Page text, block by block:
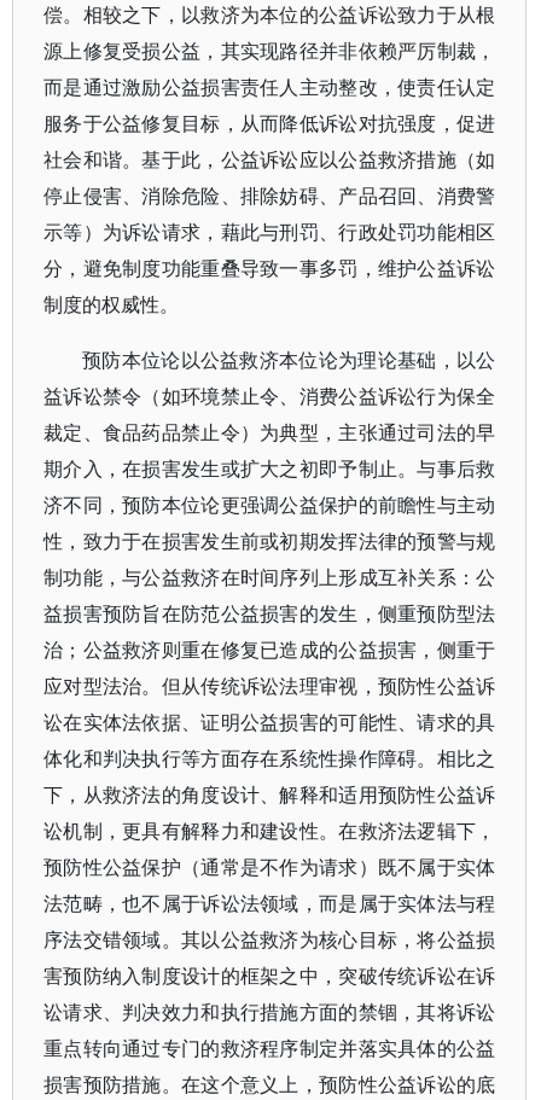
偿。相较之下，以救济为本位的公益诉讼致力于从根
源上修复受损公益，其实现路径并非依赖严厉制裁，
而是通过激励公益损害责任人主动整改，使责任认定
服务于公益修复目标，从而降低诉讼对抗强度，促进
社会和谐。基于此，公益诉讼应以公益救济措施（如
停止侵害、消除危险、排除妨碍、产品召回、消费警
示等）为诉讼请求，藉此与刑罚、行政处罚功能相区
分，避免制度功能重叠导致一事多罚，维护公益诉讼
制度的权威性。
预防本位论以公益救济本位论为理论基础，以公
益诉讼禁令（如环境禁止令、消费公益诉讼行为保全
裁定、食品药品禁止令）为典型，主张通过司法的早
期介入，在损害发生或扩大之初即予制止。与事后救
济不同，预防本位论更强调公益保护的前瞻性与主动
性，致力于在损害发生前或初期发挥法律的预警与规
制功能，与公益救济在时间序列上形成互补关系：公
益损害预防旨在防范公益损害的发生，侧重预防型法
治；公益救济则重在修复已造成的公益损害，侧重于
应对型法治。但从传统诉讼法理审视，预防性公益诉
讼在实体法依据、证明公益损害的可能性、请求的具
体化和判决执行等方面存在系统性操作障碍。相比之
下，从救济法的角度设计、解释和适用预防性公益诉
讼机制，更具有解释力和建设性。在救济法逻辑下，
预防性公益保护（通常是不作为请求）既不属于实体
法范畴，也不属于诉讼法领域，而是属于实体法与程
序法交错领域。其以公益救济为核心目标，将公益损
害预防纳入制度设计的框架之中，突破传统诉讼在诉
讼请求、判决效力和执行措施方面的禁锢，其将诉讼
重点转向通过专门的救济程序制定并落实具体的公益
损害预防措施。在这个意义上，预防性公益诉讼的底